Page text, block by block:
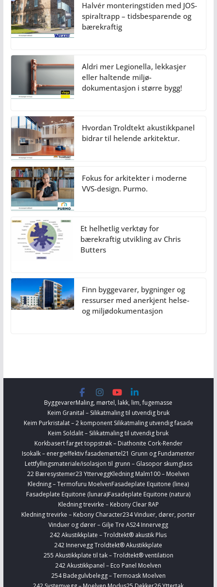
Halvér monteringstiden med JOS-
spiraltrapp – tidsbesparende og
bærekraftig
Aldri mer Legionella, lekkasjer
eller haltende miljø-
dokumentasjon i større bygg!
Hvordan Troldtekt akustikkpanel
bidrar til helende arkitektur.
Fokus for arkitekter i moderne
VVS-design. Purmo.
Et helhetlig verktøy for
bærekraftig utvikling av Chris
Butters
Finn byggevarer, bygninger og
ressurser med anerkjent helse-
og miljødokumentasjon
ByggevarerMaling, mørtel, lakk, lim, fugemasse
Keim Granital – Silikatmaling til utvendig bruk
Keim Purkristalat – 2 komponent Silikatmaling utvendig fasade
Keim Soldalit – Silikatmaling til utvendig bruk
Korkbasert farget toppstrøk – Diathonite Cork-Render
Isokalk – energieffektiv fasademørtel21 Grunn og Fundamenter
Lettfyllingsmateriale/isolasjon til grunn – Glasopor skumglass
22 Bæresystemer23 YtterveggKledning Malm100 – Moelven
Kledning – Termofuru MoelvenFasadeplate Equitone (linea)
Fasadeplate Equitone (lunara)Fasadeplate Equitone (natura)
Kledning trevirke – Kebony Clear RAP
Kledning trevirke – Kebony Character234 Vinduer, dører, porter
Vinduer og dører – Gilje Tre AS24 Innervegg
242 Akustikkplate – Troldtekt® akustik Plus
242 Innervegg Troldtekt® Akustikkplate
255 Akustikkplate til tak – Troldtekt® ventilation
242 Akustikkpanel – Eco Panel Moelven
254 Badegulvbelegg – Termoask Moelven